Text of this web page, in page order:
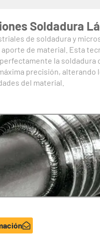
Soldadura
de soldadura y
aporte de material. Esta
la soldadura
precisión, alterando
del material.